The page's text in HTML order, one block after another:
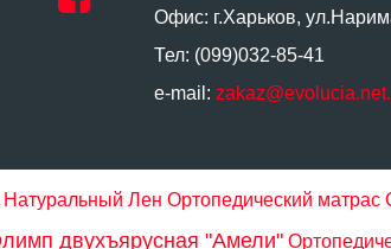
Офис: г.Харьков,
Тел: (099)032-85-41
e-mail:
Натуральный Лен Ортопедический матрас
двухъярусная "Амели"